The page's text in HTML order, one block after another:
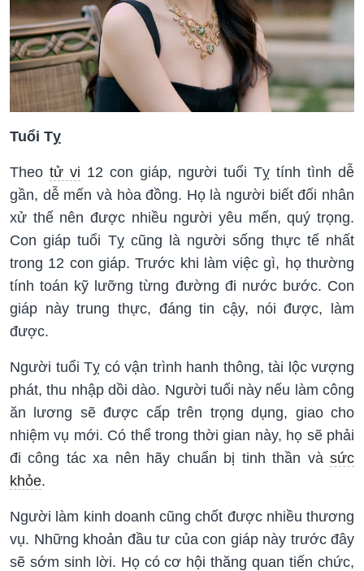
Tuổi Tỵ
Theo tử vi 12 con giáp, người tuổi Tỵ tính tình dễ
gần, dễ mến và hòa đồng. Họ là người biết đối nhân
xử thế nên được nhiều người yêu mến, quý trọng.
Con giáp tuổi Tỵ cũng là người sống thực tế nhất
trong 12 con giáp. Trước khi làm việc gì, họ thường
tính toán kỹ lưỡng từng đường đi nước bước. Con
giáp này trung thực, đáng tin cậy, nói được, làm
được.
Người tuổi Tỵ có vận trình hanh thông, tài lộc vượng
phát, thu nhập dồi dào. Người tuổi này nếu làm công
ăn lương sẽ được cấp trên trọng dụng, giao cho
nhiệm vụ mới. Có thể trong thời gian này, họ sẽ phải
đi công tác xa nên hãy chuẩn bị tinh thần và sức
khỏe.
Người làm kinh doanh cũng chốt được nhiều thương
vụ. Những khoản đầu tư của con giáp này trước đây
sẽ sớm sinh lời. Họ có cơ hội thăng quan tiến chức,